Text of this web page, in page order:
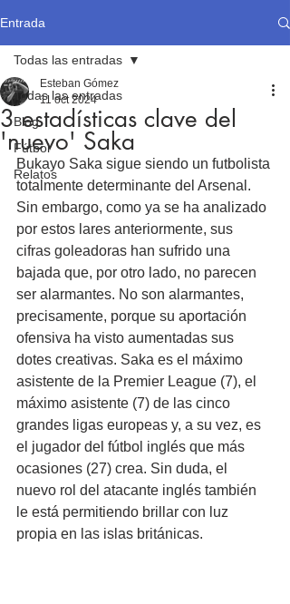
Entrada
Todas las entradas
Blog
Fútbol
Relatos
Todas las entradas
3 estadísticas clave del
'nuevo' Saka
Esteban Gómez
11 oct 2024
Bukayo Saka sigue siendo un futbolista
totalmente determinante del Arsenal.
Sin embargo, como ya se ha analizado
por estos lares anteriormente, sus
cifras goleadoras han sufrido una
bajada que, por otro lado, no parecen
ser alarmantes. No son alarmantes,
precisamente, porque su aportación
ofensiva ha visto aumentadas sus
dotes creativas. Saka es el máximo
asistente de la Premier League (7), el
máximo asistente (7) de las cinco
grandes ligas europeas y, a su vez, es
el jugador del fútbol inglés que más
ocasiones (27) crea. Sin duda, el
nuevo rol del atacante inglés también
le está permitiendo brillar con luz
propia en las islas británicas.